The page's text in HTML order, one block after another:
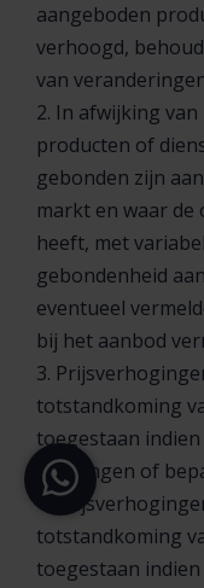
aangeboden
verhoogd,
van
2. In afwijking
producten of
gebonden zijn
markt en waar
heeft, met
gebondenheid
eventueel
bij het aanbod
3.
totstandkoming
toegestaan
regelingen of
4.
totstandkoming
toegestaan